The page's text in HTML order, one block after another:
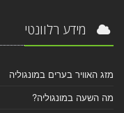
מידע רלוונטי
מזג האוויר בערים במונגוליה
מה השעה במונגוליה?